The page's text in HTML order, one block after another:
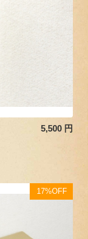
5,500 円
17%OFF